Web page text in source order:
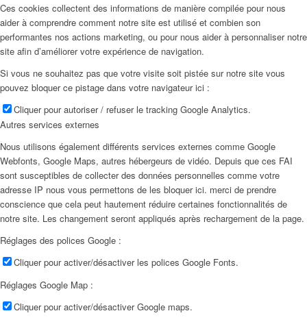
Réserver
Peppa Of The Day
Contact
x Instagram
x TikTok
x YouTube
Ces cookies collectent des informations de manière compilée pour nous
aider à comprendre comment notre site est utilisé et combien son
performantes nos actions marketing, ou pour nous aider à personnaliser notre
site afin d’améliorer votre expérience de navigation.
Si vous ne souhaitez pas que votre visite soit pistée sur notre site vous
pouvez bloquer ce pistage dans votre navigateur ici :
Cliquer pour autoriser / refuser le tracking Google Analytics.
Autres services externes
Nous utilisons également différents services externes comme Google
Webfonts, Google Maps, autres hébergeurs de vidéo. Depuis que ces FAI
sont susceptibles de collecter des données personnelles comme votre
adresse IP nous vous permettons de les bloquer ici. merci de prendre
conscience que cela peut hautement réduire certaines fonctionnalités de
notre site. Les changement seront appliqués après rechargement de la page.
Réglages des polices Google :
Cliquer pour activer/désactiver les polices Google Fonts.
Réglages Google Map :
Cliquer pour activer/désactiver Google maps.